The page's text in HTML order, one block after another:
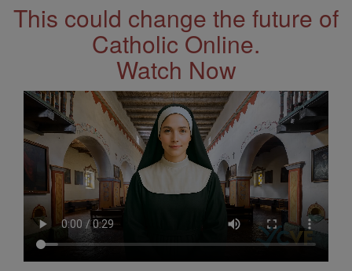
This could change the future of
Catholic Online.
Watch Now